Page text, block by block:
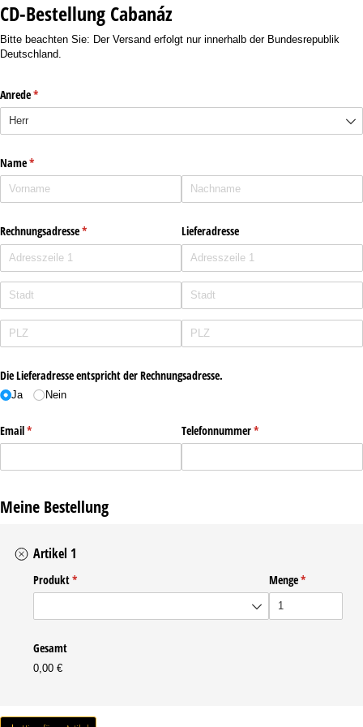
CD-Bestellung Cabanáz
Bitte beachten Sie: Der Versand erfolgt nur innerhalb der Bundesrepublik
Deutschland.
Anrede*
(erforderlich)
Name*
(erforderlich)
Rechnungsadresse*
(erforderlich) Lieferadresse
Die Lieferadresse entspricht der Rechnungsadresse.
Ja Nein
Email*
(erforderlich) Telefonnummer*
(erforderlich)
Meine Bestellung
Artikel 1
Produkt*
(erforderlich) Menge*
(erforderlich)
Gesamt
0,00 €